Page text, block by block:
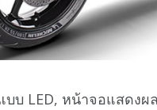
บบ LED, หน้าจอแสดง